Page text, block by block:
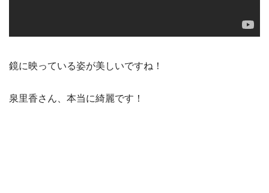
鏡に映っている姿が美しいですね！
泉里香さん、本当に綺麗です！